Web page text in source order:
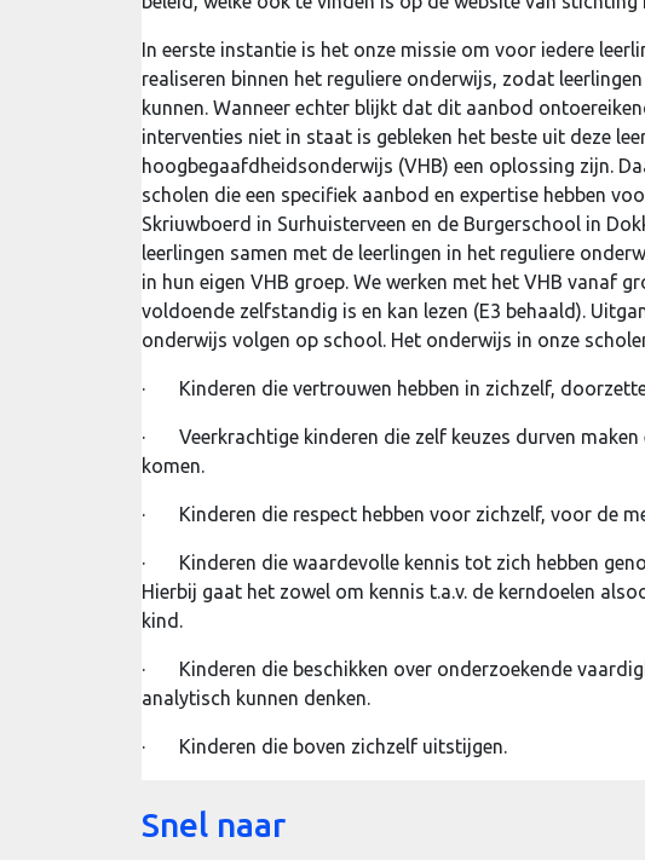
In eerste instantie is het onze missie om voor iedere
realiseren binnen het reguliere onderwijs, zodat
kunnen. Wanneer echter blijkt dat dit aanbod
interventies niet in staat is gebleken het beste uit deze
hoogbegaafdheidsonderwijs (VHB) een oplossing zijn.
scholen die een specifiek aanbod en expertise hebben
Skriuwboerd in Surhuisterveen en de Burgerschool in
leerlingen samen met de leerlingen in het reguliere
in hun eigen VHB groep. We werken met het VHB vanaf
voldoende zelfstandig is en kan lezen (E3 behaald).
onderwijs volgen op school. Het onderwijs in onze
· Kinderen die vertrouwen hebben in zichzelf,
· Veerkrachtige kinderen die zelf keuzes durven
komen.
· Kinderen die respect hebben voor zichzelf, voor de
· Kinderen die waardevolle kennis tot zich hebben
Hierbij gaat het zowel om kennis t.a.v. de kerndoelen
kind.
· Kinderen die beschikken over onderzoekende
analytisch kunnen denken.
· Kinderen die boven zichzelf uitstijgen.
Snel naar